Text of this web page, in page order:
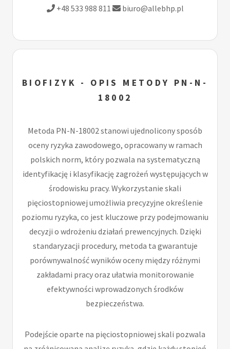
+48 533 988 811 biuro@allebhp.pl
BIOFIZYK - OPIS METODY PN-N-
18002
Metoda PN-N-18002 stanowi ujednolicony sposób
oceny ryzyka zawodowego, opracowany w ramach
polskich norm, który pozwala na systematyczną
identyfikację i klasyfikację zagrożeń występujących w
środowisku pracy. Wykorzystanie skali
pięciostopniowej umożliwia precyzyjne określenie
poziomu ryzyka, co jest kluczowe przy podejmowaniu
decyzji o wdrożeniu działań prewencyjnych. Dzięki
standaryzacji procedury, metoda ta gwarantuje
porównywalność wyników oceny między różnymi
zakładami pracy oraz ułatwia monitorowanie
efektywności wprowadzonych środków
bezpieczeństwa.
Podejście oparte na pięciostopniowej skali pozwala